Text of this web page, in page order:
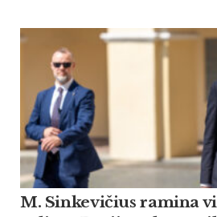
M. Sinkevičius ramina